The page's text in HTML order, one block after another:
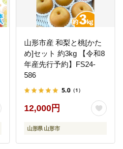
山形市産 和梨と桃[かた
め]セット 約3kg 【令和8
年産先行予約】FS24-
586
5.0 （1）
12,000円
山形県 山形市